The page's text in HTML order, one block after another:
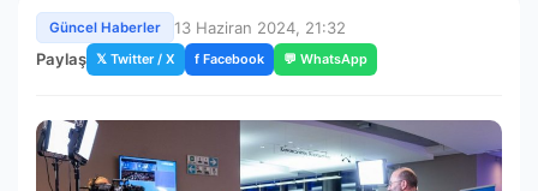
Güncel Haberler
13 Haziran 2024, 21:32
Paylaş 𝕏 Twitter / X f Facebook 💬 WhatsApp